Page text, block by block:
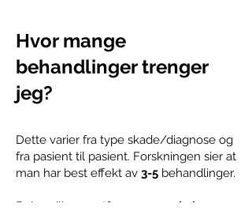
Hvor mange
behandlinger trenger
jeg?
Dette varier fra type skade/diagnose og
fra pasient til pasient. Forskningen sier at
man har best effekt av 3-5 behandlinger.
Behandlingen utføres 1 gang i uken